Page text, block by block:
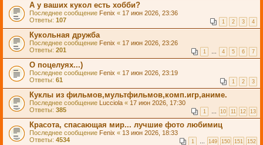
А у ваших кукол есть хобби?
Последнее сообщение Fenix « 17 июн 2026, 23:36
Ответы: 107 1 2 3 4
Кукольная дружба
Последнее сообщение Fenix « 17 июн 2026, 23:26
Ответы: 201 1 … 4 5 6 7
О поцелуях...)
Последнее сообщение Fenix « 17 июн 2026, 23:19
Ответы: 61 1 2 3
Куклы из фильмов,мультфильмов,комп.игр,аниме.
Последнее сообщение Lucciola « 17 июн 2026, 17:30
Ответы: 385 1 … 10 11 12 13
Красота, спасающая мир... лучшие фото любимиц
Последнее сообщение Fenix « 13 июн 2026, 18:33
Ответы: 4534 1 … 149 150 151 152